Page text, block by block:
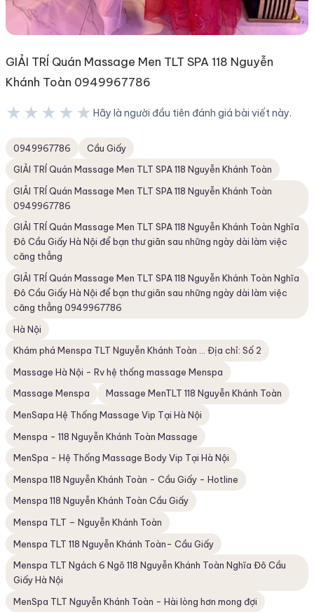
GIẢI TRÍ Quán Massage Men TLT SPA 118 Nguyễn
Khánh Toàn 0949967786
★★★★★ Hãy là người đầu tiên đánh giá bài viết này.
0949967786
Cầu Giấy
GIẢI TRÍ Quán Massage Men TLT SPA 118 Nguyễn Khánh Toàn
GIẢI TRÍ Quán Massage Men TLT SPA 118 Nguyễn Khánh Toàn
0949967786
GIẢI TRÍ Quán Massage Men TLT SPA 118 Nguyễn Khánh Toàn Nghĩa
Đô Cầu Giấy Hà Nội để bạn thư giãn sau những ngày dài làm việc
căng thẳng
GIẢI TRÍ Quán Massage Men TLT SPA 118 Nguyễn Khánh Toàn Nghĩa
Đô Cầu Giấy Hà Nội để bạn thư giãn sau những ngày dài làm việc
căng thẳng 0949967786
Hà Nội
Khám phá Menspa TLT Nguyễn Khánh Toàn ... Địa chỉ: Số 2
Massage Hà Nội - Rv hệ thống massage Menspa
Massage Menspa
Massage MenTLT 118 Nguyễn Khánh Toàn
MenSapa Hệ Thống Massage Vip Tại Hà Nội
Menspa - 118 Nguyễn Khánh Toàn Massage
MenSpa - Hệ Thống Massage Body Vip Tại Hà Nội
Menspa 118 Nguyễn Khánh Toàn - Cầu Giấy - Hotline
Menspa 118 Nguyễn Khánh Toàn Cầu Giấy
Menspa TLT – Nguyễn Khánh Toàn
Menspa TLT 118 Nguyễn Khánh Toàn- Cầu Giấy
Menspa TLT Ngách 6 Ngõ 118 Nguyễn Khánh Toàn Nghĩa Đô Cầu
Giấy Hà Nội
MenSpa TLT Nguyễn Khánh Toàn - Hài lòng hơn mong đợi